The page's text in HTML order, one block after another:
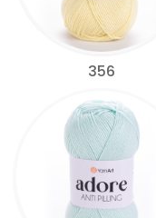
356